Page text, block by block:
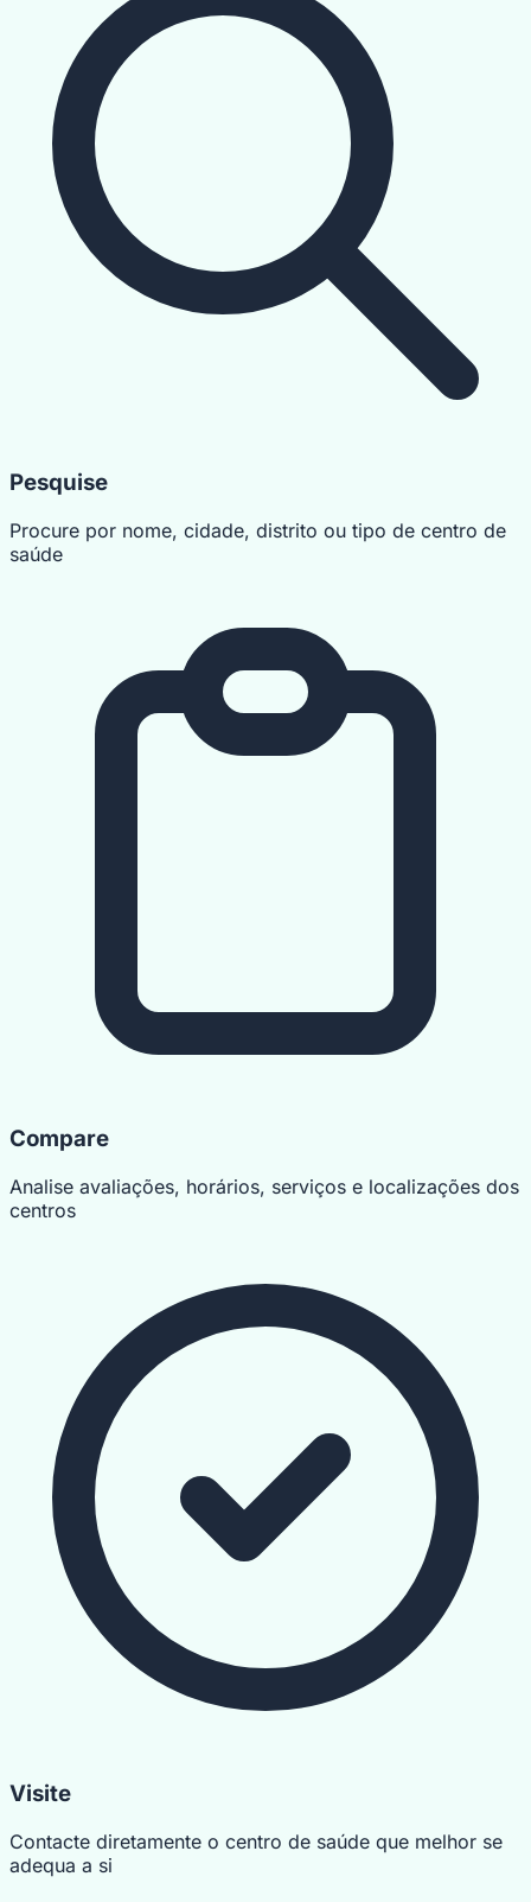
Pesquise
Procure por nome, cidade, distrito ou tipo de centro de
saúde
Compare
Analise avaliações, horários, serviços e localizações dos
centros
Visite
Contacte diretamente o centro de saúde que melhor se
adequa a si